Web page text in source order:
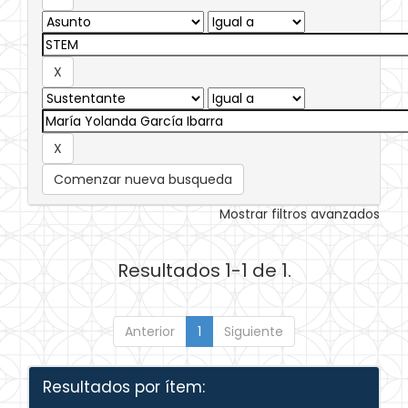
Comenzar nueva busqueda
Mostrar filtros avanzados
Resultados 1-1 de 1.
Anterior 1 Siguiente
Resultados por ítem: